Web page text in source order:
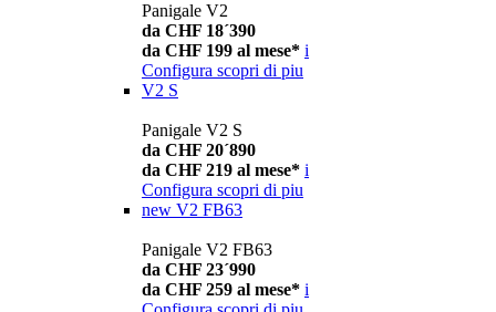
Panigale V2
da CHF 18´390
da CHF 199 al mese* i
Configura scopri di piu
V2 S
Panigale V2 S
da CHF 20´890
da CHF 219 al mese* i
Configura scopri di piu
new V2 FB63
Panigale V2 FB63
da CHF 23´990
da CHF 259 al mese* i